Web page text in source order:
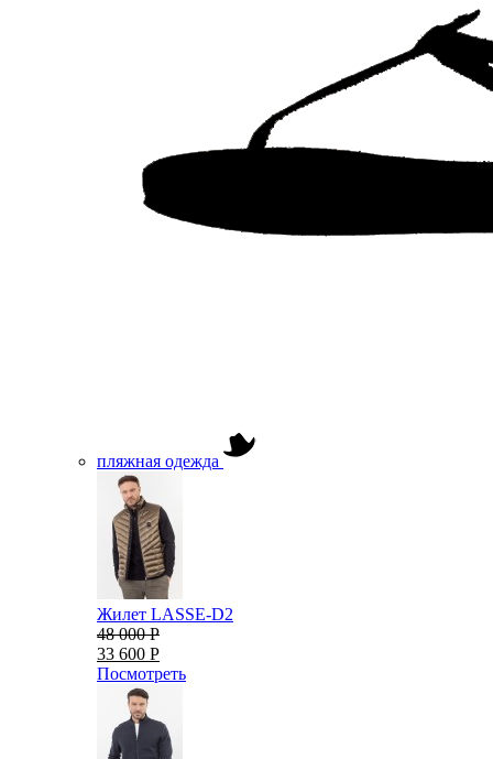
пляжная одежда
Жилет LASSE-D2
48 000 Р
33 600 Р
Посмотреть